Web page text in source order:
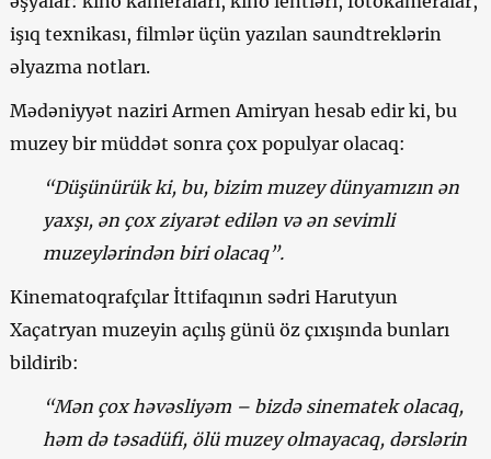
işıq texnikası, filmlər üçün yazılan saundtreklərin
əlyazma notları.
Mədəniyyət naziri Armen Amiryan hesab edir ki, bu
muzey bir müddət sonra çox populyar olacaq:
“Düşünürük ki, bu, bizim muzey dünyamızın ən
yaxşı, ən çox ziyarət edilən və ən sevimli
muzeylərindən biri olacaq”.
Kinematoqrafçılar İttifaqının sədri Harutyun
Xaçatryan muzeyin açılış günü öz çıxışında bunları
bildirib:
“Mən çox həvəsliyəm – bizdə sinematek olacaq,
həm də təsadüfi, ölü muzey olmayacaq, dərslərin